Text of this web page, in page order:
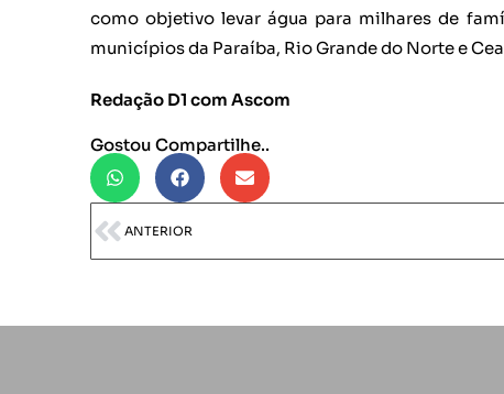
como objetivo levar água para milhares de
municípios da Paraíba, Rio Grande do Norte e
Redação D1 com Ascom
Gostou Compartilhe..
ANTERIOR